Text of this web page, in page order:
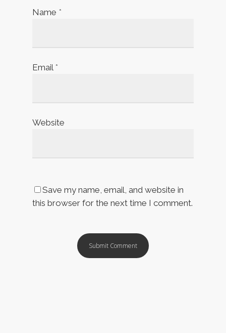
Name *
Email *
Website
Save my name, email, and website in
this browser for the next time I comment.